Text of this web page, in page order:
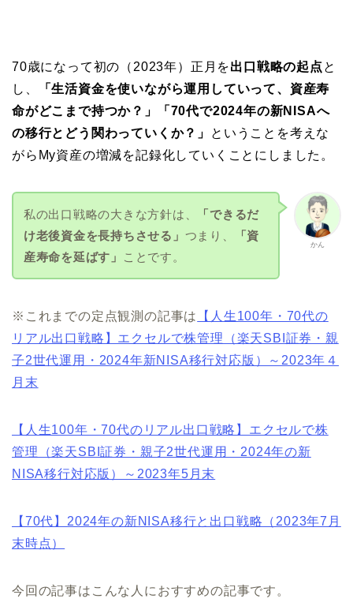
70歳になって初の（2023年）正月を出口戦略の起点 と
し、
「生活資金を使いながら運用していって、資産寿
命がどこまで持つか？」「70代で2024年の新NISAへ
の移行とどう関わっていくか？」
ということを考えな
がらMy資産の増減を記録化していくことにしました。
かん
私の出口戦略の大きな方針は、
「できるだ
け老後資金を長持ちさせる」 つまり、
「資
産寿命を延ばす」
ことです。
※これまでの定点観測の記事は
【人生100年・70代の
リアル出口戦略】エクセルで株管理（楽天SBI証券・親
子2世代運用・2024年新NISA移行対応版）～2023年４
月末
【人生100年・70代のリアル出口戦略】エクセルで株
管理（楽天SBI証券・親子2世代運用・2024年の新
NISA移行対応版）～2023年5月末
【70代】2024年の新NISA移行と出口戦略（2023年7月
末時点）
今回の記事はこんな人におすすめの記事です。